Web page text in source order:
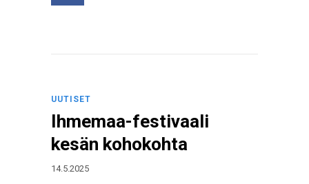
UUTISET
Ihmemaa-festivaali
kesän kohokohta
14.5.2025